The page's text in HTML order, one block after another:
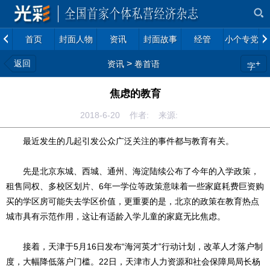
首页 封面人物 资讯 封面故事 经管 小个专党建
返回 资讯 > 卷首语 字+
焦虑的教育
2018-6-20 作者: 来源:
最近发生的几起引发公众广泛关注的事件都与教育有关。
先是北京东城、西城、通州、海淀陆续公布了今年的入学政策，
租售同权、多校区划片、6年一学位等政策意味着一些家庭耗费巨资购
买的学区房可能失去学区价值，更重要的是，北京的政策在教育热点
城市具有示范作用，这让有适龄入学儿童的家庭无比焦虑。
接着，天津于5月16日发布“海河英才”行动计划，改革人才落户制
度，大幅降低落户门槛。22日，天津市人力资源和社会保障局局长杨